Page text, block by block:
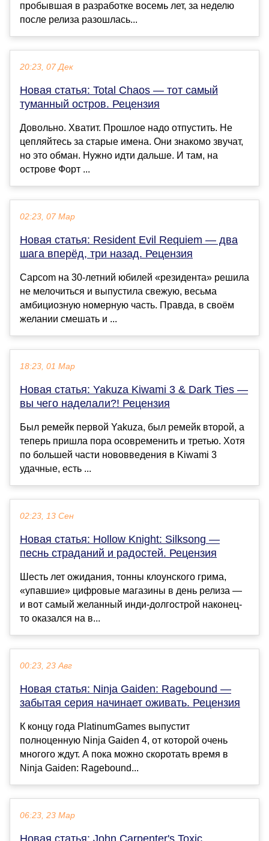
пробывшая в разработке восемь лет, за неделю
после релиза разошлась...
20:23, 07 Дек
Новая статья: Total Chaos — тот самый
туманный остров. Рецензия
Довольно. Хватит. Прошлое надо отпустить. Не
цепляйтесь за старые имена. Они знакомо звучат,
но это обман. Нужно идти дальше. И там, на
острове Форт ...
02:23, 07 Мар
Новая статья: Resident Evil Requiem — два
шага вперёд, три назад. Рецензия
Capcom на 30-летний юбилей «резидента» решила
не мелочиться и выпустила свежую, весьма
амбициозную номерную часть. Правда, в своём
желании смешать и ...
18:23, 01 Мар
Новая статья: Yakuza Kiwami 3 & Dark Ties —
вы чего наделали?! Рецензия
Был ремейк первой Yakuza, был ремейк второй, а
теперь пришла пора осовременить и третью. Хотя
по большей части нововведения в Kiwami 3
удачные, есть ...
02:23, 13 Сен
Новая статья: Hollow Knight: Silksong —
песнь страданий и радостей. Рецензия
Шесть лет ожидания, тонны клоунского грима,
«упавшие» цифровые магазины в день релиза —
и вот самый желанный инди-долгострой наконец-
то оказался на в...
00:23, 23 Авг
Новая статья: Ninja Gaiden: Ragebound —
забытая серия начинает оживать. Рецензия
К концу года PlatinumGames выпустит
полноценную Ninja Gaiden 4, от которой очень
многого ждут. А пока можно скоротать время в
Ninja Gaiden: Ragebound...
06:23, 23 Мар